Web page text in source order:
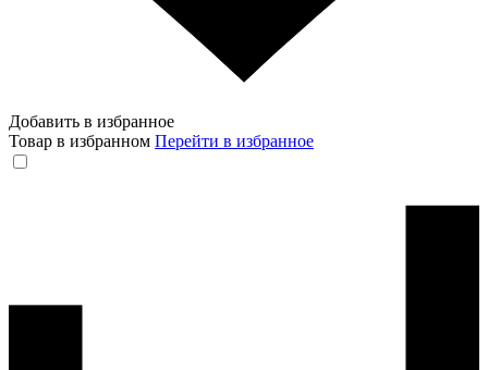
Добавить в избранное
Товар в избранном Перейти в избранное